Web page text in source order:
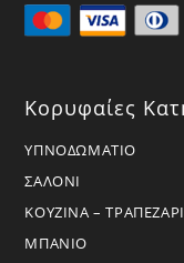
Κορυφαίες
ΥΠΝΟΔΩΜΑΤΙΟ
ΣΑΛΟΝΙ
ΚΟΥΖΙΝΑ –
ΜΠΑΝΙΟ